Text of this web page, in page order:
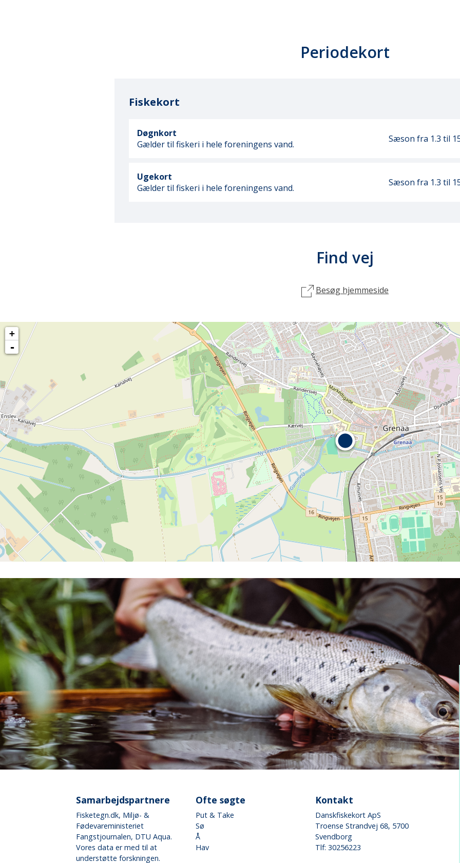
Periodekort
Fiskekort
Døgnkort
Gælder til fiskeri i hele foreningens vand.
Sæson fra 1.3 til
Ugekort
Gælder til fiskeri i hele foreningens vand.
Sæson fra 1.3 til
Find vej
Besøg hjemmeside
+
-
Samarbejdspartnere
Fisketegn.dk, Miljø- &
Fødevareministeriet
Fangstjournalen, DTU Aqua.
Vores data er med til at
understøtte forskningen.
Ofte søgte
Put & Take
Sø
Å
Hav
Kontakt
Danskfiskekort ApS
Troense Strandvej 68, 5700
Svendborg
Tlf: 30256223